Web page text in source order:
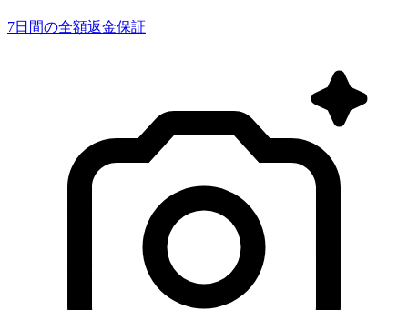
7日間の全額返金保証